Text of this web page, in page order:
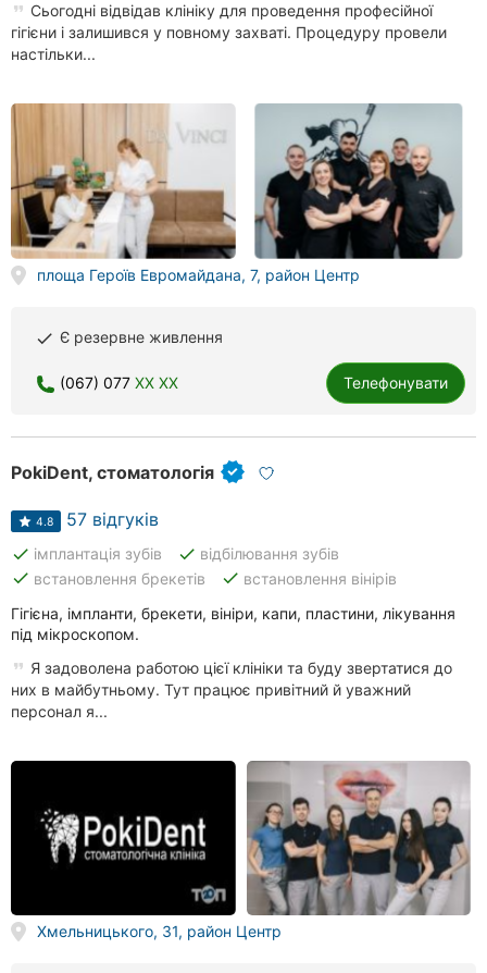
Сьогодні відвідав клініку для проведення професійної
гігієни і залишився у повному захваті. Процедуру провели
настільки...
площа Героїв Евромайдана, 7, район Центр
done Є резервне живлення
(067) 077 XX XX Телефонувати
PokiDent, стоматологія
4.8 57 відгуків
done імплантація зубів done відбілювання зубів
done встановлення брекетів done встановлення вінірів
Гігієна, імпланти, брекети, вініри, капи, пластини, лікування
під мікроскопом.
Я задоволена работою цієї клініки та буду звертатися до
них в майбутньому. Тут працює привітний й уважний
персонал я...
Хмельницького, 31, район Центр